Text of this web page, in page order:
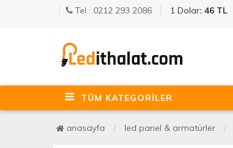
Tel : 0212 293 2086 1 Dolar: 46 TL
TÜM KATEGORİLER
anasayfa led panel & armatürler